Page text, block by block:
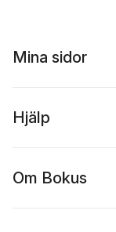
Mina sidor
Hjälp
Om Bokus